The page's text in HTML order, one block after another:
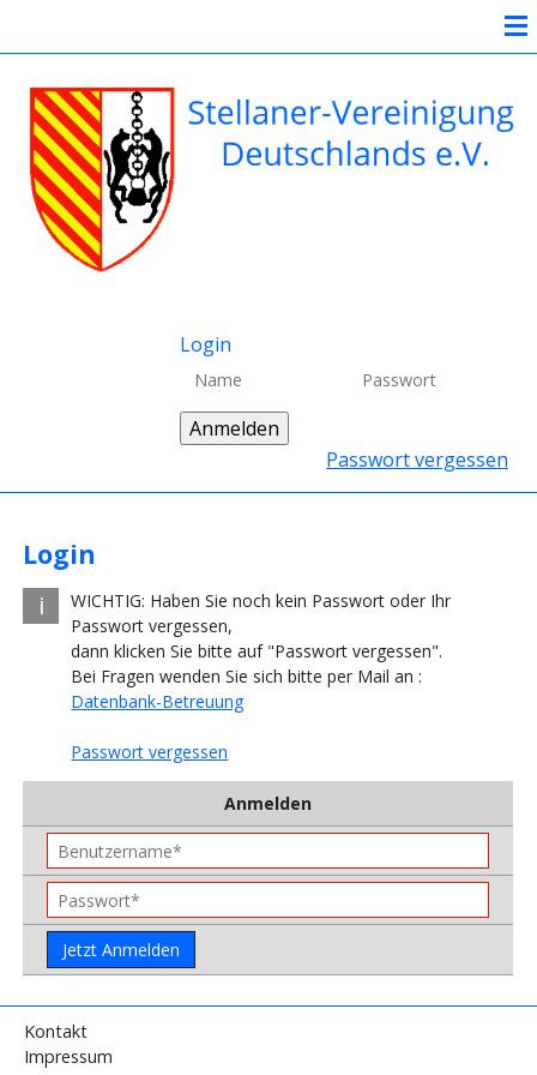
Login
Passwort vergessen
Login
WICHTIG: Haben Sie noch kein Passwort oder Ihr
Passwort vergessen,
dann klicken Sie bitte auf "Passwort vergessen".
Bei Fragen wenden Sie sich bitte per Mail an :
Datenbank-Betreuung
Passwort vergessen
Anmelden
Kontakt
Impressum